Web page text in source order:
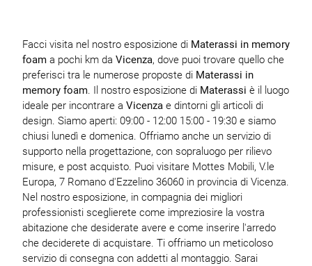
Facci visita nel nostro esposizione di Materassi in memory
foama pochi km da Vicenza, dove puoi trovare quello che
preferisci tra le numerose proposte di Materassi in
memory foam. Il nostro esposizione di Materassi è il luogo
ideale per incontrare a Vicenzae dintorni gli articoli di
design. Siamo aperti: 09:00 - 12:00 15:00 - 19:30 e siamo
chiusi lunedì e domenica. Offriamo anche un servizio di
supporto nella progettazione, con sopraluogo per rilievo
misure, e post acquisto. Puoi visitare Mottes Mobili, V.le
Europa, 7 Romano d'Ezzelino 36060 in provincia di Vicenza.
Nel nostro esposizione, in compagnia dei migliori
professionisti sceglierete come impreziosire la vostra
abitazione che desiderate avere e come inserire l'arredo
che deciderete di acquistare. Ti offriamo un meticoloso
servizio di consegna con addetti al montaggio. Sarai